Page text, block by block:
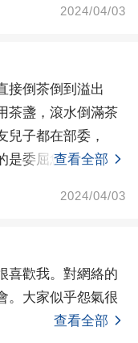
2024/04/03
接倒茶倒到溢出
茶盞，滾水倒滿茶
兒子都在部委，
是委屈您了。半小
查看全部
2024/04/03
喜歡我。對網絡的
。大家似乎怨氣很
查看全部